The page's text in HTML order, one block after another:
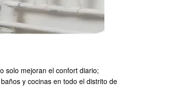
solo mejoran el confort diario;
y cocinas en todo el distrito de